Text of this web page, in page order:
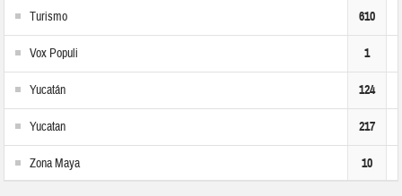
Turismo 610
Vox Populi 1
Yucatán 124
Yucatan 217
Zona Maya 10